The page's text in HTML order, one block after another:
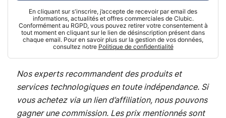
En cliquant sur s'inscrire, j’accepte de recevoir par email des
informations, actualités et offres commerciales de Clubic.
Conformément au RGPD, vous pouvez retirer votre consentement à
tout moment en cliquant sur le lien de désinscription présent dans
chaque email. Pour en savoir plus sur la gestion de vos données,
consultez notre Politique de confidentialité
Nos experts recommandent des produits et
services technologiques en toute indépendance. Si
vous achetez via un lien d’affiliation, nous pouvons
gagner une commission. Les prix mentionnés sont